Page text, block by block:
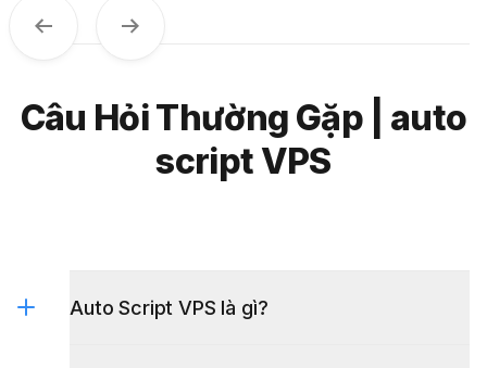
Trước Tiếp theo
Câu Hỏi Thường Gặp | auto
script VPS
Auto Script VPS là gì?